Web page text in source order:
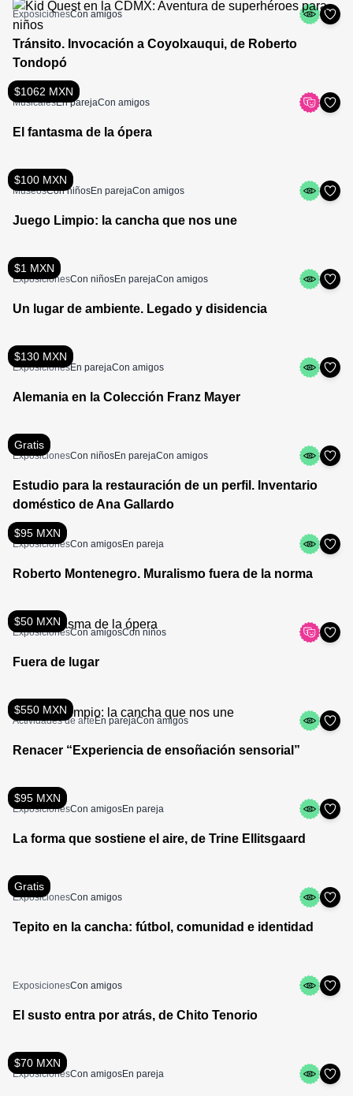
ExposicionesCon amigos
Tránsito. Invocación a Coyolxauqui, de Roberto
Tondopó
$1062 MXN
MusicalesEn parejaCon amigos
El fantasma de la ópera
$100 MXN
MuseosCon niñosEn parejaCon amigos
Juego Limpio: la cancha que nos une
$1 MXN
ExposicionesCon niñosEn parejaCon amigos
Un lugar de ambiente. Legado y disidencia
$130 MXN
ExposicionesEn parejaCon amigos
Alemania en la Colección Franz Mayer
Gratis
ExposicionesCon niñosEn parejaCon amigos
Estudio para la restauración de un perfil. Inventario
doméstico de Ana Gallardo
$95 MXN
ExposicionesCon amigosEn pareja
Roberto Montenegro. Muralismo fuera de la norma
$50 MXN
ExposicionesCon amigosCon niños
Fuera de lugar
$550 MXN
Actividades de arte En parejaCon amigos
Renacer “Experiencia de ensoñación sensorial”
$95 MXN
ExposicionesCon amigosEn pareja
La forma que sostiene el aire, de Trine Ellitsgaard
Gratis
ExposicionesCon amigos
Tepito en la cancha: fútbol, comunidad e identidad
ExposicionesCon amigos
El susto entra por atrás, de Chito Tenorio
$70 MXN
ExposicionesCon amigosEn pareja